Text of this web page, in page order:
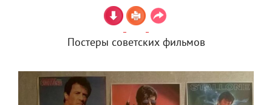
Постеры советских фильмов